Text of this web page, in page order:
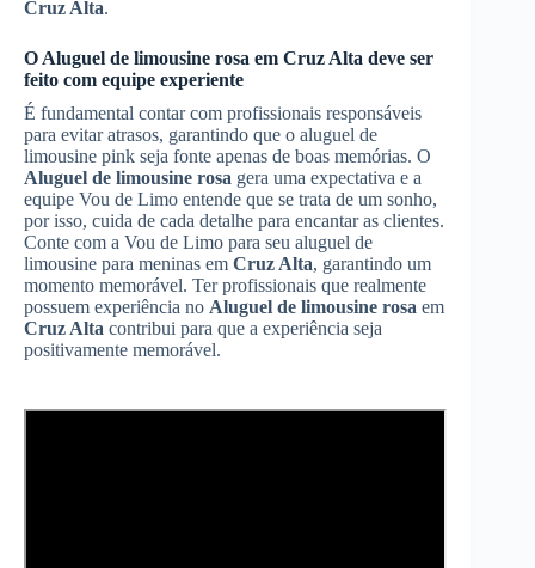
Cruz Alta.
O Aluguel de limousine rosa em Cruz Alta deve ser
feito com equipe experiente
É fundamental contar com profissionais responsáveis
para evitar atrasos, garantindo que o aluguel de
limousine pink seja fonte apenas de boas memórias. O
Aluguel de limousine rosa gera uma expectativa e a
equipe Vou de Limo entende que se trata de um sonho,
por isso, cuida de cada detalhe para encantar as clientes.
Conte com a Vou de Limo para seu aluguel de
limousine para meninas em Cruz Alta, garantindo um
momento memorável. Ter profissionais que realmente
possuem experiência no Aluguel de limousine rosa em
Cruz Alta contribui para que a experiência seja
positivamente memorável.